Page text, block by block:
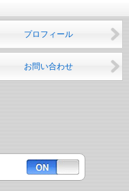
プロフィール
お問い合わせ